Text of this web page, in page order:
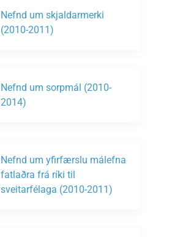
Nefnd um skjaldarmerki
(2010-2011)
Nefnd um sorpmál (2010-
2014)
Nefnd um yfirfærslu málefna
fatlaðra frá ríki til
sveitarfélaga (2010-2011)